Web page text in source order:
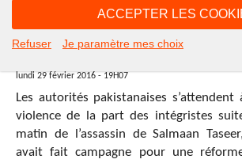
ACCEPTER LES
Refuser Je paramètre mes choix
Pakistan, tensions sur
d’intégrisme religieux
lundi 29 février 2016 - 19H07
Les autorités pakistanaises
violence de la part des intégristes
matin de l’assassin de Salmaan
avait fait campagne pour une